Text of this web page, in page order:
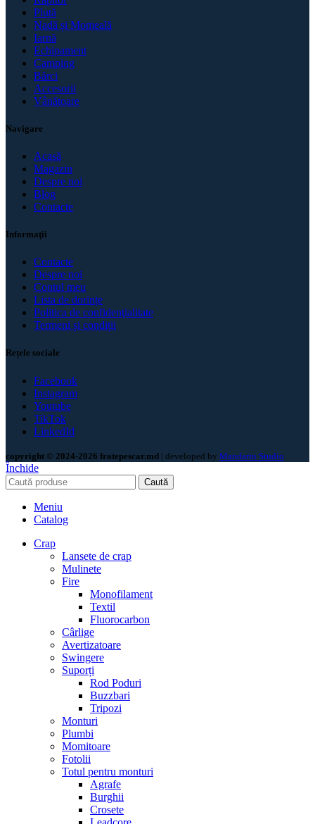
Plută
Nadă și Momeală
Iarnă
Echipament
Camping
Bărci
Accesorii
Vânătoare
Navigare
Acasă
Magazin
Despre noi
Blog
Contacte
Informaţii
Contacte
Despre noi
Contul meu
Lista de dorințe
Politica de confidenţialitate
Termeni și condiții
Rețele sociale
Facebook
Instagram
Youtube
TikTok
LinkedId
copyright © 2024-2026 fratepescar.md | developed by Mandarin Studio
Închide
Caută
Meniu
Catalog
Crap
Lansete de crap
Mulinete
Fire
Monofilament
Textil
Fluorocarbon
Cârlige
Avertizatoare
Swingere
Suporți
Rod Poduri
Buzzbari
Tripozi
Monturi
Plumbi
Momitoare
Fotolii
Totul pentru monturi
Agrafe
Burghii
Crosete